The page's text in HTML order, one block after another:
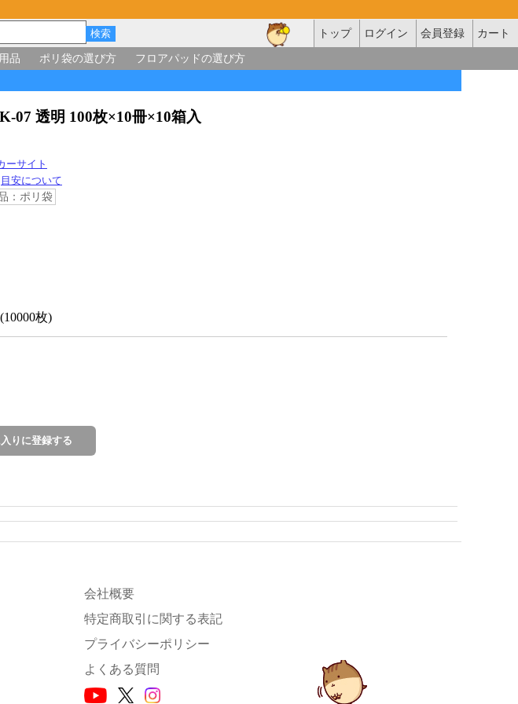
トップ ログイン 会員登録
カート
品 ポリ袋の選び方 フロアパッドの選び方
07 透明 100枚×10冊×10箱入
ーサイト
目安について
：ポリ袋
枚)
会社概要
特定商取引に関する表記
プライバシーポリシー
よくある質問